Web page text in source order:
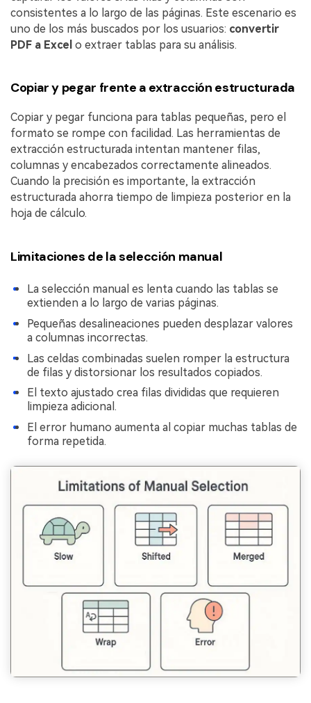
consistentes a lo largo de las páginas. Este escenario es
uno de los más buscados por los usuarios: convertir
PDF a Excel o extraer tablas para su análisis.
Copiar y pegar frente a extracción estructurada
Copiar y pegar funciona para tablas pequeñas, pero el
formato se rompe con facilidad. Las herramientas de
extracción estructurada intentan mantener filas,
columnas y encabezados correctamente alineados.
Cuando la precisión es importante, la extracción
estructurada ahorra tiempo de limpieza posterior en la
hoja de cálculo.
Limitaciones de la selección manual
La selección manual es lenta cuando las tablas se
extienden a lo largo de varias páginas.
Pequeñas desalineaciones pueden desplazar valores
a columnas incorrectas.
Las celdas combinadas suelen romper la estructura
de filas y distorsionar los resultados copiados.
El texto ajustado crea filas divididas que requieren
limpieza adicional.
El error humano aumenta al copiar muchas tablas de
forma repetida.